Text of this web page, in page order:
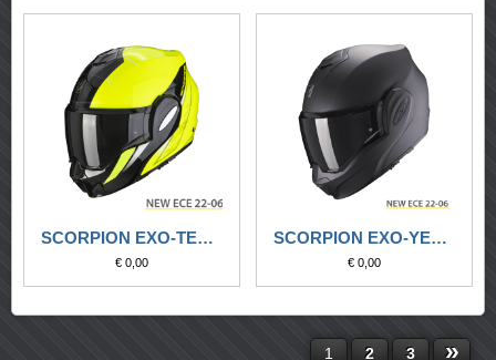
SCORPION EXO-TECH PRIMUS GIALLO NEON-NERO
€ 0,00
SCORPION EXO-YECH EVO SOLID NERO OPACO
€ 0,00
1 2 3 »